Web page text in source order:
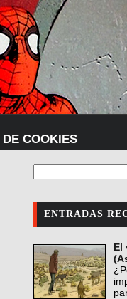
COOKIES
ENTRADAS
El